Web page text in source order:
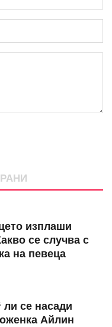
изплаши
се случва с
на певеца
ли се насади
Айлин